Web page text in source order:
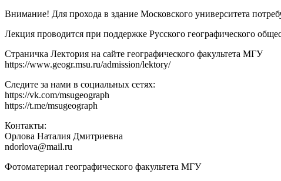
Внимание! Для прохода в здание Московского университета
Лекция проводится при поддержке Русского географического
Страничка Лектория на сайте географического факультета МГУ
https://www.geogr.msu.ru/admission/lektory/
Следите за нами в социальных сетях:
https://vk.com/msugeograph
https://t.me/msugeograph
Контакты:
Орлова Наталия Дмитриевна
ndorlova@mail.ru
Фотоматериал географического факультета МГУ